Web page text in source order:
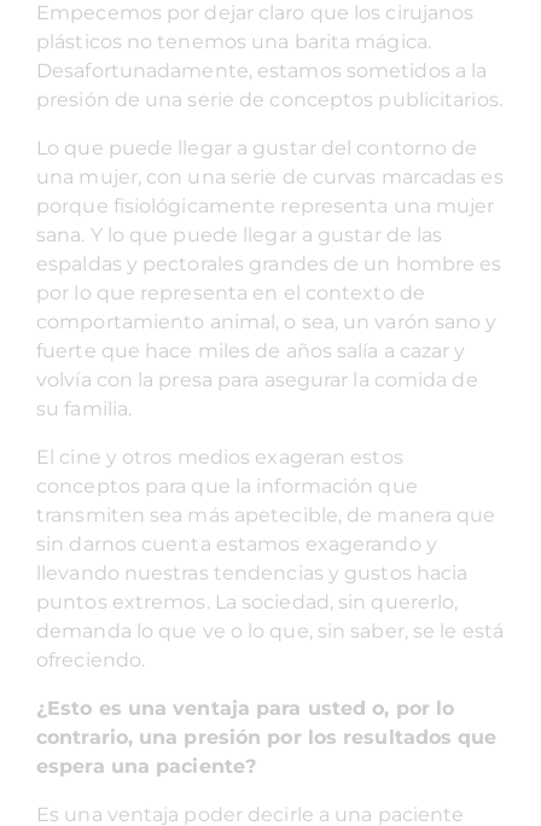
Empecemos por dejar claro que los cirujanos
plásticos no tenemos una barita mágica.
Desafortunadamente, estamos sometidos a la
presión de una serie de conceptos publicitarios.
Lo que puede llegar a gustar del contorno de
una mujer, con una serie de curvas marcadas es
porque fisiológicamente representa una mujer
sana. Y lo que puede llegar a gustar de las
espaldas y pectorales grandes de un hombre es
por lo que representa en el contexto de
comportamiento animal, o sea, un varón sano y
fuerte que hace miles de años salía a cazar y
volvía con la presa para asegurar la comida de
su familia.
El cine y otros medios exageran estos
conceptos para que la información que
transmiten sea más apetecible, de manera que
sin darnos cuenta estamos exagerando y
llevando nuestras tendencias y gustos hacia
puntos extremos. La sociedad, sin quererlo,
demanda lo que ve o lo que, sin saber, se le está
ofreciendo.
¿Esto es una ventaja para usted o, por lo
contrario, una presión por los resultados que
espera una paciente?
Es una ventaja poder decirle a una paciente